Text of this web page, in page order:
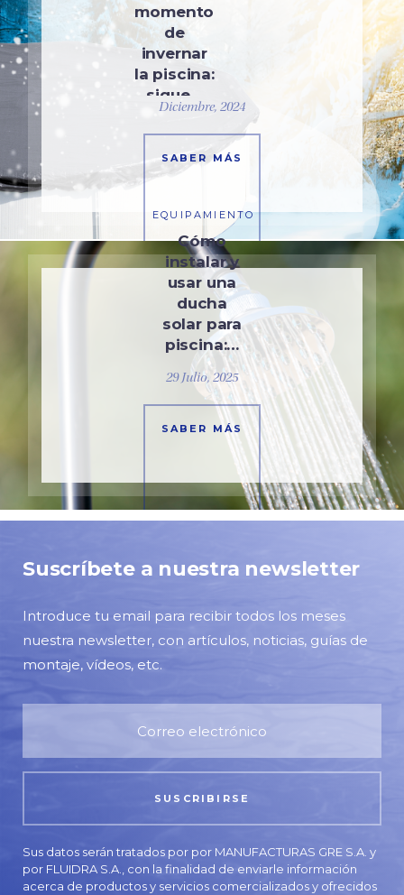
momento
de
invernar
la piscina:
sigue…
Diciembre, 2024
SABER MÁS
EQUIPAMIENTO
Cómo
instalar y
usar una
ducha
solar para
piscina:…
29 Julio, 2025
SABER MÁS
Suscríbete a nuestra newsletter
Introduce tu email para recibir todos los meses
nuestra newsletter, con artículos, noticias, guías de
montaje, vídeos, etc.
Sus datos serán tratados por por MANUFACTURAS GRE S.A. y
por FLUIDRA S.A., con la finalidad de enviarle información
acerca de productos y servicios comercializados y ofrecidos